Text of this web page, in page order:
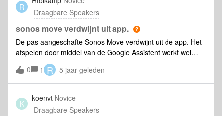
aangepast van spotify… Iemand ook een Sonos met dit
soort problemen / een eigen leven?
R
Draagbare Speakers
sonos move verdwijnt uit app.
De pas aangeschafte Sonos Move verdwijnt uit de app. Het
afspelen door middel van de Google Assistent werkt wel
gewoon, dus wel verbinding met netwerk.
0 1 R 5 jaar geleden
K
koenvt Novice
Draagbare Speakers